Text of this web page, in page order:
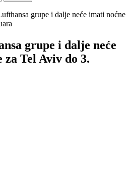
grupe i dalje neće imati noćne
grupe i dalje neće
Tel Aviv do 3.